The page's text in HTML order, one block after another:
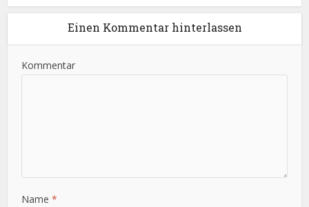
Einen Kommentar hinterlassen
Kommentar
Name*